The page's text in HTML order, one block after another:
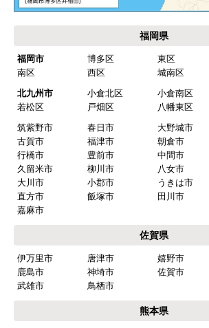
福岡県
福岡市 博多区 東区
南区
西区 城南区
北九州市
小倉北区 小倉南区
若松区
戸畑区 八幡東区
筑紫野市
春日市 大野城市
古賀市
福津市 朝倉市
行橋市
豊前市 中間市
久留米市
柳川市 八女市
大川市
小郡市 うきは市
直方市
飯塚市 田川市
嘉麻市
佐賀県
伊万里市 唐津市 嬉野市
鹿島市
神埼市 佐賀市
武雄市
鳥栖市
熊本県